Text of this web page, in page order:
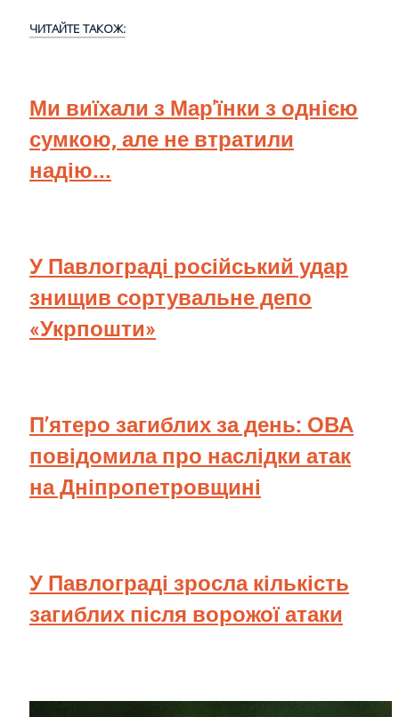
ЧИТАЙТЕ ТАКОЖ:
Ми виїхали з Мар'їнки з однією
сумкою, але не втратили
надію...
У Павлограді російський удар
знищив сортувальне депо
«Укрпошти»
П’ятеро загиблих за день: ОВА
повідомила про наслідки атак
на Дніпропетровщині
У Павлограді зросла кількість
загиблих після ворожої атаки